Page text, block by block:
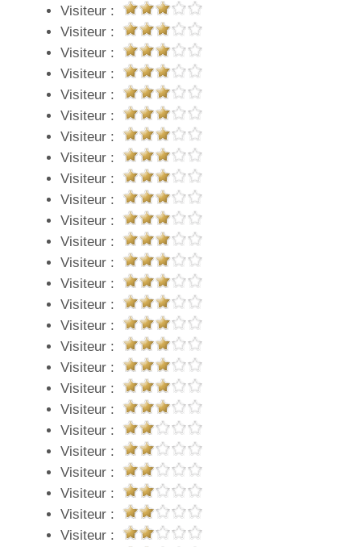
Visiteur :
Visiteur :
Visiteur :
Visiteur :
Visiteur :
Visiteur :
Visiteur :
Visiteur :
Visiteur :
Visiteur :
Visiteur :
Visiteur :
Visiteur :
Visiteur :
Visiteur :
Visiteur :
Visiteur :
Visiteur :
Visiteur :
Visiteur :
Visiteur :
Visiteur :
Visiteur :
Visiteur :
Visiteur :
Visiteur :